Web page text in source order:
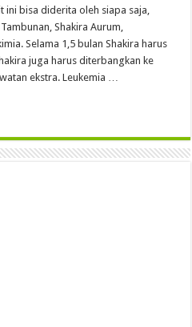
ini bisa diderita oleh siapa saja,
Shakira Aurum,
Selama 1,5 bulan Shakira harus
juga harus diterbangkan ke
ekstra. Leukemia …